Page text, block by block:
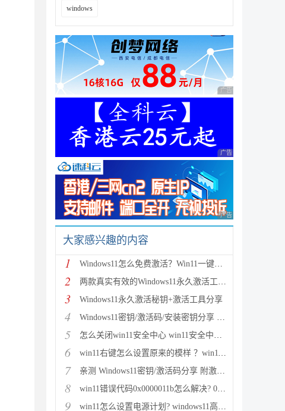
windows
广告 商业广告，理性
广告 商业广告，理性
广告 商业广告，理性
大家感兴趣的内容
1 Windows11怎么免费激活？Win11一键激活方法汇总(附安
2 两款真实有效的Windows11永久激活工具 附激活码
3 Windows11永久激活秘钥+激活工具分享
4 Windows11密钥/激活码/安装密钥分享 附激活工具+教程
5 怎么关闭win11安全中心 win11安全中心关闭步骤
6 win11右键怎么设置原来的模样 ？win11右键菜单改回传
7 亲测 Windows11密钥/激活码分享 附激活工具
8 win11错误代码0x0000011b怎么解决? 0x0000011b问题的
9 win11怎么设置电源计划? windows11高性能模式的设置方